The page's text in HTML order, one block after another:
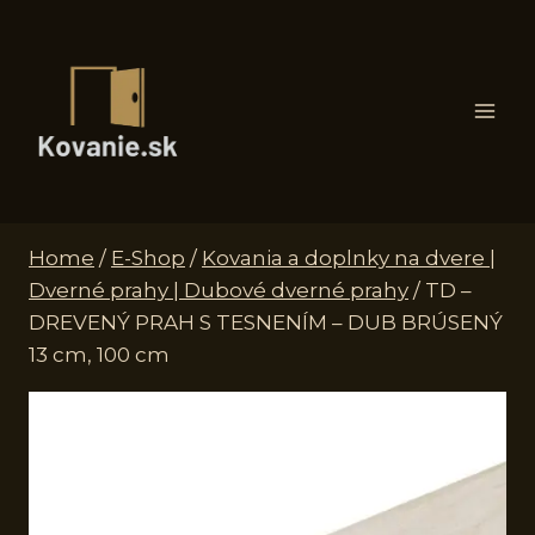
Home / E-Shop / Kovania a doplnky na dvere |
Dverné prahy | Dubové dverné prahy / TD –
DREVENÝ PRAH S TESNENÍM – DUB BRÚSENÝ
13 cm, 100 cm